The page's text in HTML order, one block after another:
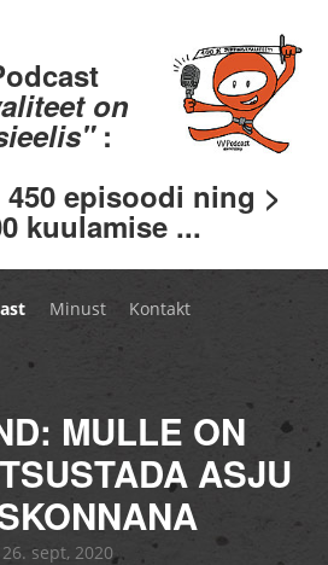
on
:
450 episoodi ning >
kuulamise ...
Minust Kontakt
MULLE ON
ASJU
26. sept, 2020